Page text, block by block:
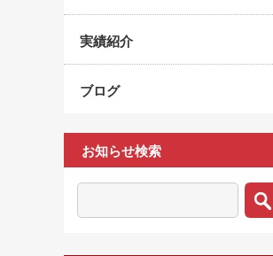
実績紹介
ブログ
お知らせ検索